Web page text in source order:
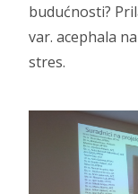
budućnosti?
var. acephala
stres.